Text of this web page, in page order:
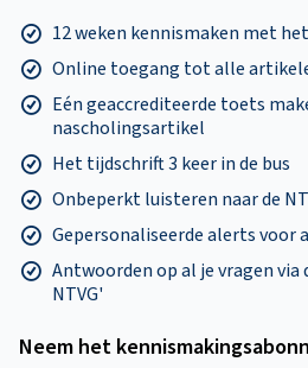
12 weken kennismaken met
Online toegang tot alle
Eén geaccrediteerde toets
nascholingsartikel
Het tijdschrift 3 keer in de bus
Onbeperkt luisteren naar de
Gepersonaliseerde alerts voor
Antwoorden op al je vragen via
NTVG'
Neem het